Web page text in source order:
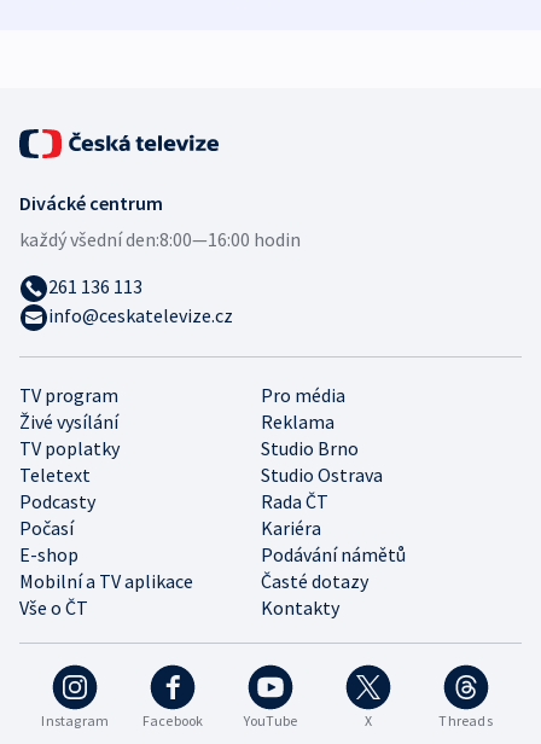
Instagram Facebook YouTube X Threads
TV program
Pro média
Živé vysílání
Reklama
TV poplatky
Studio Brno
Teletext
Studio Ostrava
Podcasty
Rada ČT
Počasí
Kariéra
E-shop
Podávání námětů
Mobilní a TV aplikace
Časté dotazy
Vše o ČT
Kontakty
Divácké centrum
každý všední den:8:00—16:00 hodin
261 136 113
info@ceskatelevize.cz